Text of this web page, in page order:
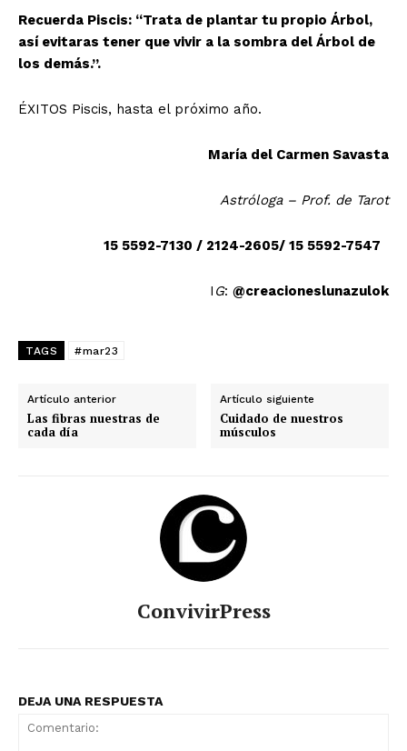
Recuerda Piscis: “Trata de plantar tu propio Árbol,
así evitaras tener que vivir a la sombra del Árbol de
los demás.”.
ÉXITOS Piscis, hasta el próximo año.
María del Carmen Savasta
Astróloga – Prof. de Tarot
15 5592-7130 / 2124-2605/ 15 5592-7547
I G: @creacioneslunazulok
TAGS #mar23
Artículo anterior
Las fibras nuestras de
cada día
Artículo siguiente
Cuidado de nuestros
músculos
ConvivirPress
DEJA UNA RESPUESTA